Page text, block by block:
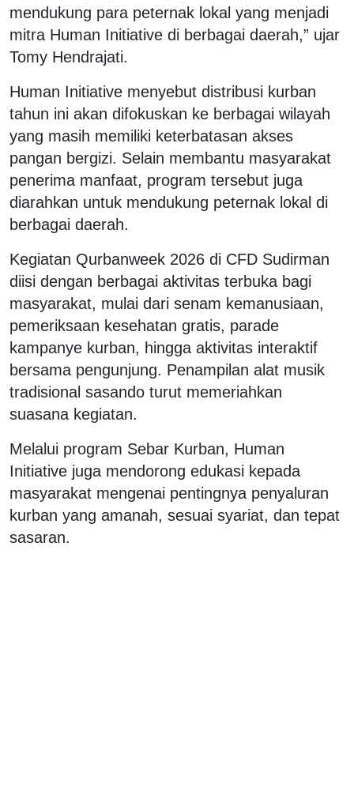
mendukung para peternak lokal yang menjadi
mitra Human Initiative di berbagai daerah,” ujar
Tomy Hendrajati.
Human Initiative menyebut distribusi kurban
tahun ini akan difokuskan ke berbagai wilayah
yang masih memiliki keterbatasan akses
pangan bergizi. Selain membantu masyarakat
penerima manfaat, program tersebut juga
diarahkan untuk mendukung peternak lokal di
berbagai daerah.
Kegiatan Qurbanweek 2026 di CFD Sudirman
diisi dengan berbagai aktivitas terbuka bagi
masyarakat, mulai dari senam kemanusiaan,
pemeriksaan kesehatan gratis, parade
kampanye kurban, hingga aktivitas interaktif
bersama pengunjung. Penampilan alat musik
tradisional sasando turut memeriahkan
suasana kegiatan.
Melalui program Sebar Kurban, Human
Initiative juga mendorong edukasi kepada
masyarakat mengenai pentingnya penyaluran
kurban yang amanah, sesuai syariat, dan tepat
sasaran.